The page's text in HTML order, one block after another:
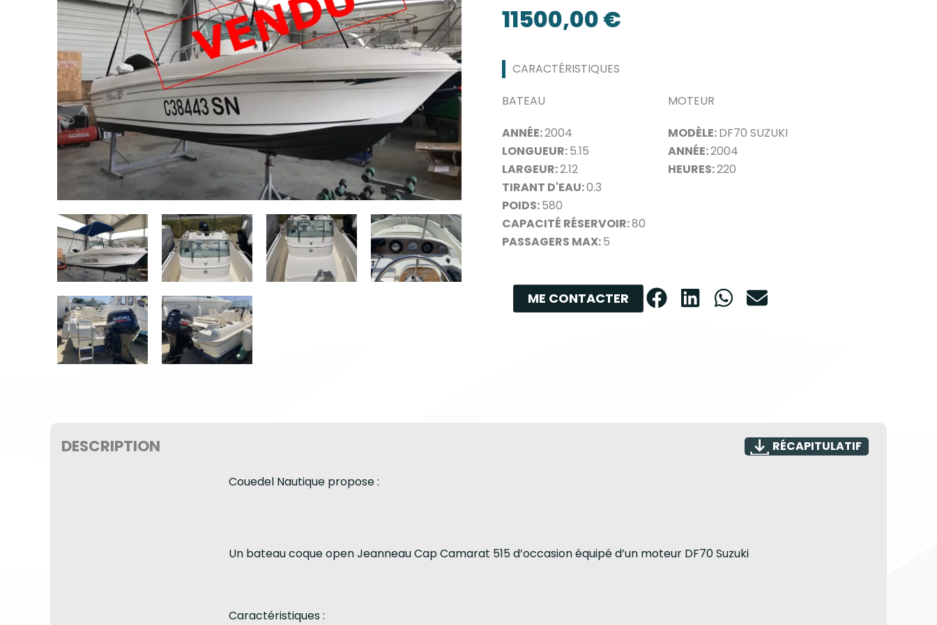
11500,00€
CARACTÉRISTIQUES
BATEAU
ANNÉE:2004
LONGUEUR:5.15
LARGEUR:2.12
TIRANT D'EAU:0.3
POIDS:580
CAPACITÉ RÉSERVOIR:80
PASSAGERS MAX:5
MOTEUR
MODÈLE:DF70 SUZUKI
ANNÉE:2004
HEURES:220
ME CONTACTER
DESCRIPTION RÉCAPITULATIF
Couedel Nautique propose :
Un bateau coque open Jeanneau Cap Camarat 515 d’occasion équipé d’un moteur DF70 Suzuki
Caractéristiques :